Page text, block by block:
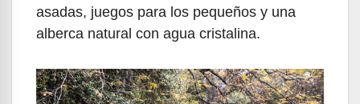
asadas, juegos para los pequeños y una
alberca natural con agua cristalina.